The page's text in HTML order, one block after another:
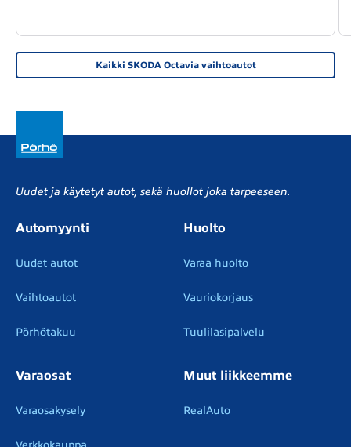
Kaikki SKODA Octavia vaihtoautot
Uudet ja käytetyt autot, sekä huollot joka tarpeeseen.
Automyynti
Uudet autot
Vaihtoautot
Pörhötakuu
Huolto
Varaa huolto
Vauriokorjaus
Tuulilasipalvelu
Varaosat
Varaosakysely
Muut liikkeemme
RealAuto